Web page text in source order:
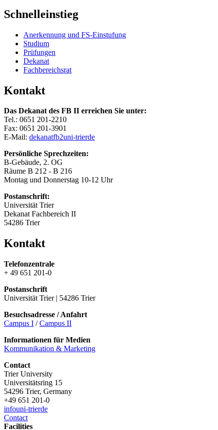
Schnelleinstieg
Anerkennung und FS-Einstufung
Studium
Prüfungen
Dekanat
Fachbereichsrat
Kontakt
Das Dekanat des FB II erreichen Sie unter:
Tel.: 0651 201-2210
Fax: 0651 201-3901
E-Mail: dekanatfb2uni-trierde
Persönliche Sprechzeiten:
B-Gebäude, 2. OG
Räume B 212 - B 216
Montag und Donnerstag 10-12 Uhr
Postanschrift:
Universität Trier
Dekanat Fachbereich II
54286 Trier
Kontakt
Telefonzentrale
+ 49 651 201-0
Postanschrift
Universität Trier | 54286 Trier
Besuchsadresse / Anfahrt
Campus I /Campus II
Informationen für Medien
Kommunikation & Marketing
Contact
Trier University
Universitätsring 15
54296 Trier, Germany
+49 651 201-0
infouni-trierde
Contact
Facilities